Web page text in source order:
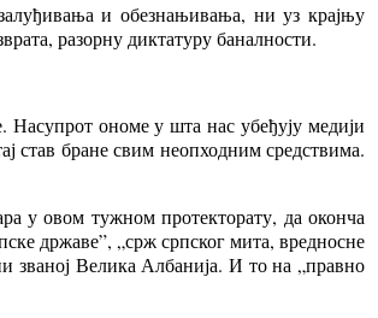
и обезнањивања, ни уз крајњу
разорну диктатуру баналности.
Насупрот ономе у шта нас убеђују медији
став бране свим неопходним средствима.
у овом тужном протекторату, да оконча
државе”, „срж српског мита, вредносне
званој Велика Албанија. И то на „правно